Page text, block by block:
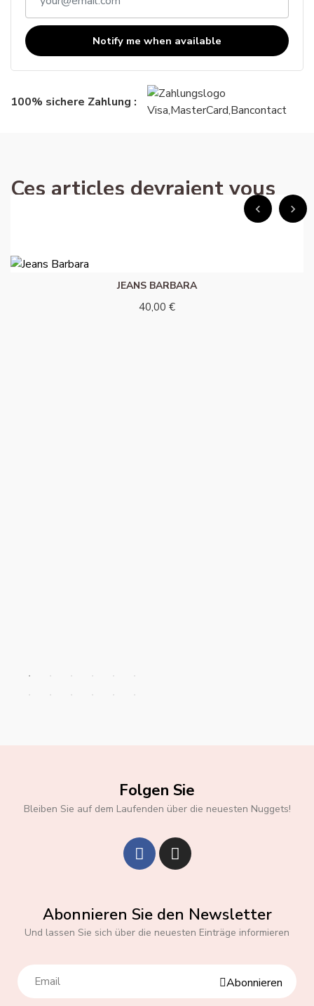
Notify me when available
100% sichere Zahlung :
Ces articles devraient vous
JEANS BARBARA
40,00 €
Folgen Sie
Bleiben Sie auf dem Laufenden über die neuesten Nuggets!
Abonnieren Sie den Newsletter
Und lassen Sie sich über die neuesten Einträge informieren
Abonnieren